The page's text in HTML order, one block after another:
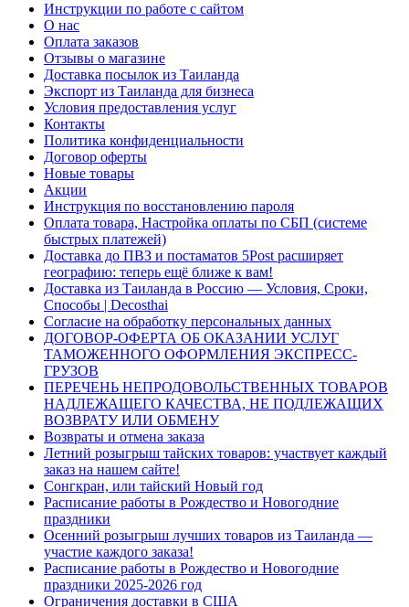
Инструкции по работе с сайтом
О нас
Оплата заказов
Отзывы о магазине
Доставка посылок из Таиланда
Экспорт из Таиланда для бизнеса
Условия предоставления услуг
Контакты
Политика конфиденциальности
Договор оферты
Новые товары
Акции
Инструкция по восстановлению пароля
Оплата товара, Настройка оплаты по СБП (системе
быстрых платежей)
Доставка до ПВЗ и постаматов 5Post расширяет
географию: теперь ещё ближе к вам!
Доставка из Таиланда в Россию — Условия, Сроки,
Способы | Decosthai
Согласие на обработку персональных данных
ДОГОВОР-ОФЕРТА ОБ ОКАЗАНИИ УСЛУГ
ТАМОЖЕННОГО ОФОРМЛЕНИЯ ЭКСПРЕСС-
ГРУЗОВ
ПЕРЕЧЕНЬ НЕПРОДОВОЛЬСТВЕННЫХ ТОВАРОВ
НАДЛЕЖАЩЕГО КАЧЕСТВА, НЕ ПОДЛЕЖАЩИХ
ВОЗВРАТУ ИЛИ ОБМЕНУ
Возвраты и отмена заказа
Летний розыгрыш тайских товаров: участвует каждый
заказ на нашем сайте!
Сонгкран, или тайский Новый год
Расписание работы в Рождество и Новогодние
праздники
Осенний розыгрыш лучших товаров из Таиланда —
участие каждого заказа!
Расписание работы в Рождество и Новогодние
праздники 2025-2026 год
Ограничения доставки в США